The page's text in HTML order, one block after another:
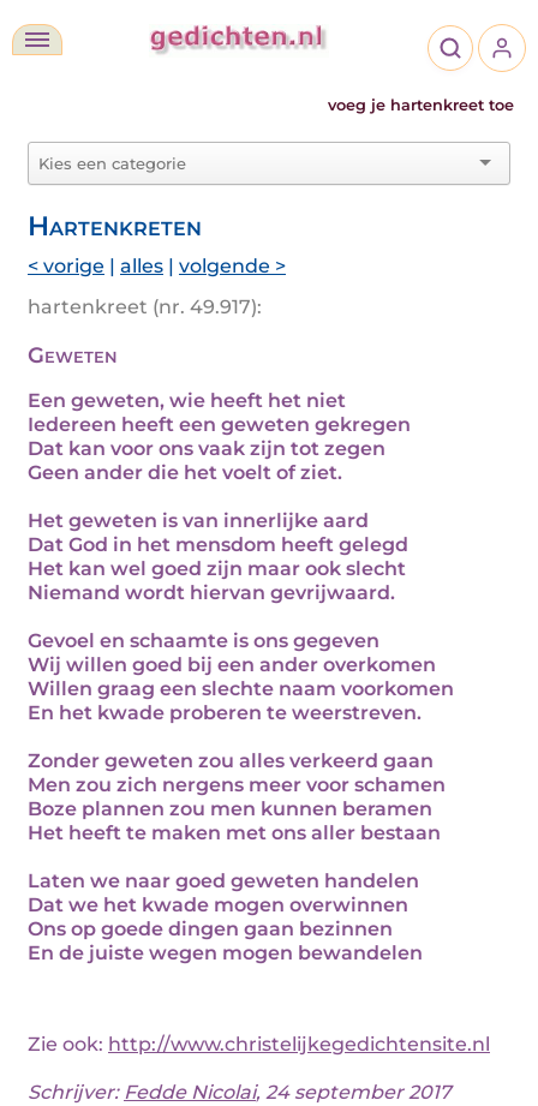
voeg je hartenkreet toe
Hartenkreten
< vorige | alles | volgende >
hartenkreet (nr. 49.917):
Geweten
Een geweten, wie heeft het niet
Iedereen heeft een geweten gekregen
Dat kan voor ons vaak zijn tot zegen
Geen ander die het voelt of ziet.
Het geweten is van innerlijke aard
Dat God in het mensdom heeft gelegd
Het kan wel goed zijn maar ook slecht
Niemand wordt hiervan gevrijwaard.
Gevoel en schaamte is ons gegeven
Wij willen goed bij een ander overkomen
Willen graag een slechte naam voorkomen
En het kwade proberen te weerstreven.
Zonder geweten zou alles verkeerd gaan
Men zou zich nergens meer voor schamen
Boze plannen zou men kunnen beramen
Het heeft te maken met ons aller bestaan
Laten we naar goed geweten handelen
Dat we het kwade mogen overwinnen
Ons op goede dingen gaan bezinnen
En de juiste wegen mogen bewandelen
Zie ook: http://www.christelijkegedichtensite.nl
Schrijver: Fedde Nicolai, 24 september 2017